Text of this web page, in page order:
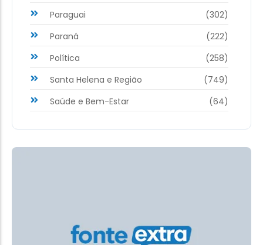
Paraguai
(302)
Paraná
(222)
Política
(258)
Santa Helena e Região
(749)
Saúde e Bem-Estar
(64)